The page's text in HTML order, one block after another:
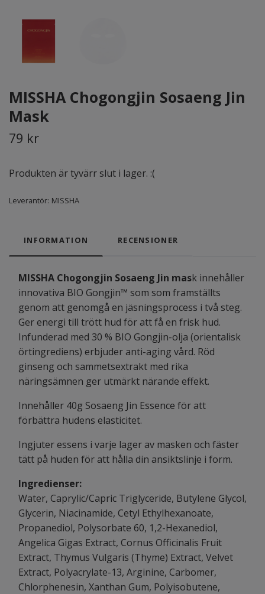
MISSHA Chogongjin Sosaeng Jin
Mask
79 kr
Produkten är tyvärr slut i lager. :(
Leverantör: MISSHA
INFORMATION RECENSIONER
MISSHA Chogongjin Sosaeng Jin mask innehåller
innovativa BIO Gongjin™ som som framställts
genom att genomgå en jäsningsprocess i två steg.
Ger energi till trött hud för att få en frisk hud.
Infunderad med 30 % BIO Gongjin-olja (orientalisk
örtingrediens) erbjuder anti-aging vård. Röd
ginseng och sammetsextrakt med rika
näringsämnen ger utmärkt närande effekt.
Innehåller 40g Sosaeng Jin Essence för att
förbättra hudens elasticitet.
Ingjuter essens i varje lager av masken och fäster
tätt på huden för att hålla din ansiktslinje i form.
Ingredienser:
Water, Caprylic/Capric Triglyceride, Butylene Glycol,
Glycerin, Niacinamide, Cetyl Ethylhexanoate,
Propanediol, Polysorbate 60, 1,2-Hexanediol,
Angelica Gigas Extract, Cornus Officinalis Fruit
Extract, Thymus Vulgaris (Thyme) Extract, Velvet
Extract, Polyacrylate-13, Arginine, Carbomer,
Chlorphenesin, Xanthan Gum, Polyisobutene,